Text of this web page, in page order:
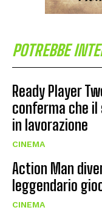
POTREBBE
Ready Player
conferma che il
in lavorazione
CINEMA
Action Man
leggendario
CINEMA